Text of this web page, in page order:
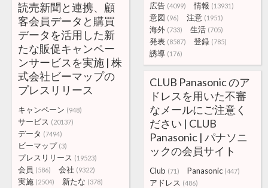
広告 (4099) 情報 (13931)
意図 (96) 注意 (1951)
海外 (733) 生活 (705)
発表 (8587) 登録 (785)
誘導 (176)
読売新聞と連携、顧
客会員データと購買
データを活用した新
たな販促キャンペー
ンサービスを実施 | 株
式会社ビーマップの
プレスリリース
キャンペーン (948)
サービス (20137)
データ (7494)
ビーマップ (3)
プレスリリース (19523)
会員 (586) 会社 (9322)
実施 (2504) 新たな (378)
CLUB Panasonic のア
ドレスを用いた不審
なメールにご注意く
ださい | CLUB
Panasonic | パナソニ
ックの会員サイト
Club (71) Panasonic (447)
アドレス (486)